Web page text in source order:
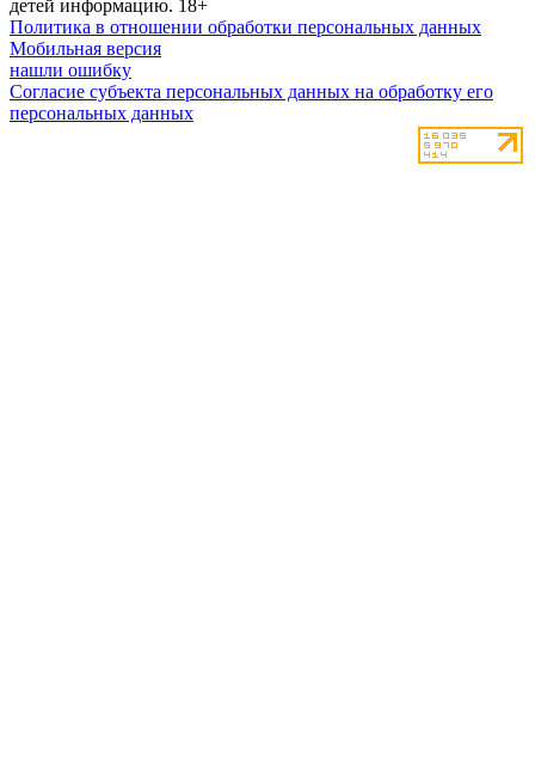
детей информацию. 18+
Политика в отношении обработки персональных данных
Мобильная версия
нашли ошибку
Согласие субъекта персональных данных на обработку его
персональных данных